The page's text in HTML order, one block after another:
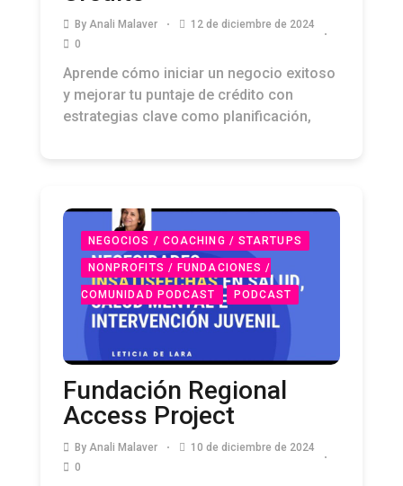
By Anali Malaver
12 de diciembre de 2024
0
Aprende cómo iniciar un negocio exitoso
y mejorar tu puntaje de crédito con
estrategias clave como planificación,
NEGOCIOS / COACHING / STARTUPS
NONPROFITS / FUNDACIONES /
COMUNIDAD PODCAST PODCAST
Fundación Regional
Access Project
By Anali Malaver
10 de diciembre de 2024
0